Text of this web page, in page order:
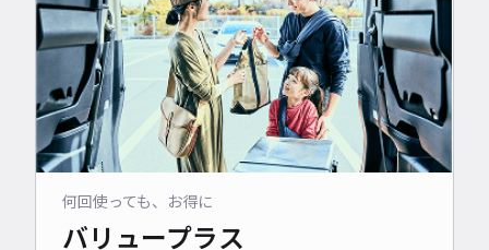
何回使っても、お得に
バリュープラス